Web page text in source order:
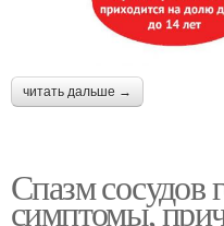
читать дальше →
Спазм сосудов
симптомы,